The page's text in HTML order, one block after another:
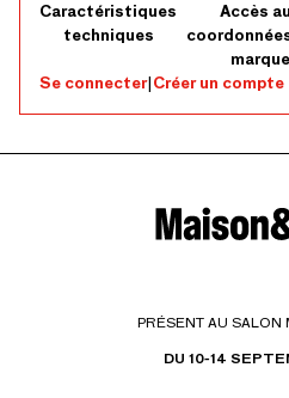
Caractéristiques
techniques
Accès
marque
Se connecter|Créer un compte
PRÉSENT AU SALON
DU 10-14